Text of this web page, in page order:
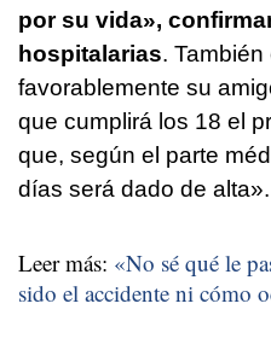
por su vida»,
hospitalarias.
favorablemente su
que cumplirá los 18 el
que, según el parte
días será dado de alta».
Leer más: «No sé qué le
sido el accidente ni cómo